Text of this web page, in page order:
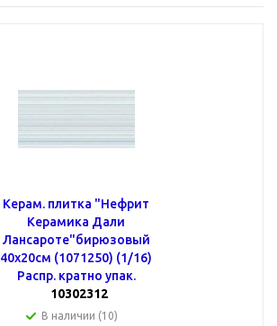
Керам. плитка "Нефрит
Керамика Дали
Лансароте"бирюзовый
40х20см (1071250) (1/16)
Распр. кратно упак.
10302312
В наличии (10)